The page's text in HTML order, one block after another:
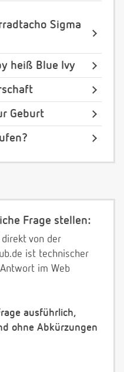
Sigma
heiß Blue Ivy
Geburt
Frage stellen:
von der
ist technischer
im Web
ausführlich,
ohne Abkürzungen